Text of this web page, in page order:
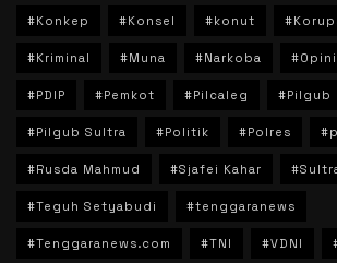
#Konkep #Konsel #konut
#Kriminal #Muna #Narkoba #Opini
#PDIP #Pemkot #Pilcaleg #Pilgub
#Pilgub Sultra #Politik #Polres
#Rusda Mahmud #Sjafei Kahar
#Teguh Setyabudi #tenggaranews
#Tenggaranews.com #TNI #VDNI